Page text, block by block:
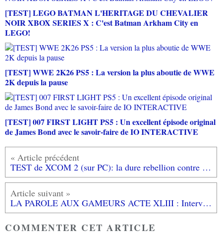
[TEST] LEGO BATMAN L'HERITAGE DU CHEVALIER
NOIR XBOX SERIES X : C'est Batman Arkham City en
LEGO!
[TEST] WWE 2K26 PS5 : La version la plus aboutie de WWE
2K depuis la pause
[TEST] 007 FIRST LIGHT PS5 : Un excellent épisode original
de James Bond avec le savoir-faire de IO INTERACTIVE
TEST de XCOM 2 (sur PC): la dure rebellion contre les aliens!
LA PAROLE AUX GAMEURS ACTE XLIII : Interview de Laurent190677
COMMENTER CET ARTICLE